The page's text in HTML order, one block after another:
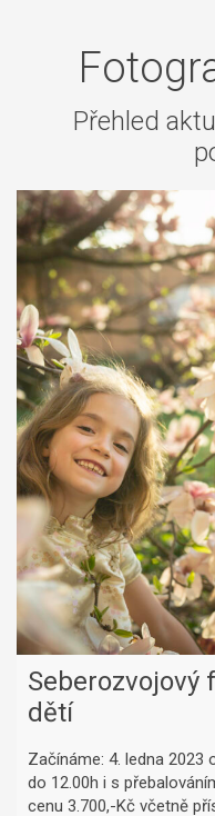
Přehled
Seberozvojový
dětí
Začínáme: 4. ledna 2023
do 12.00h i s
cenu 3.700,-Kč včetně